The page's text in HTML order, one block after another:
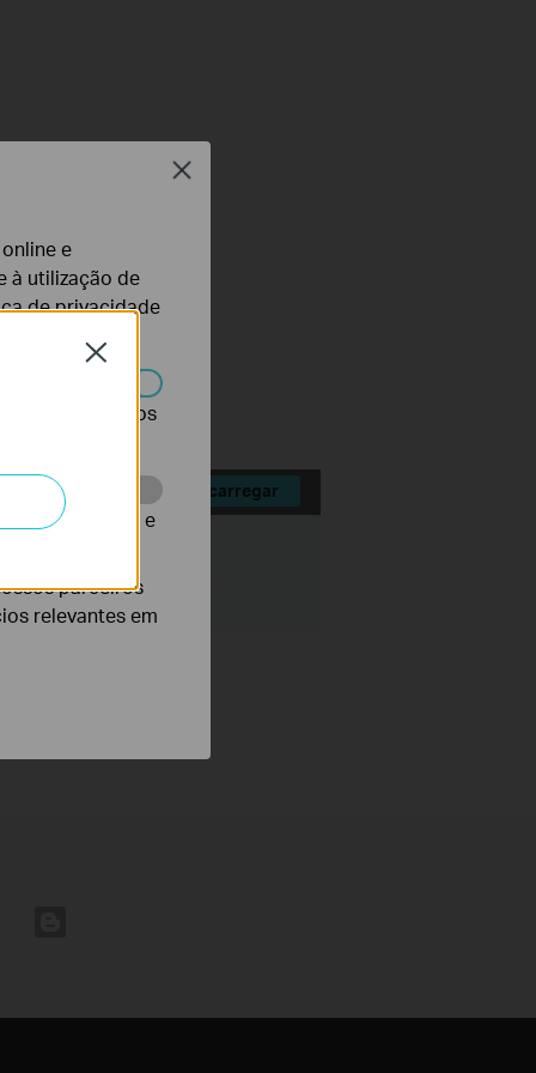
Descarregar
Close
e
à utilização de
de privacidade
desativados nos
para melhorar e
parceiros
relevantes em
Close